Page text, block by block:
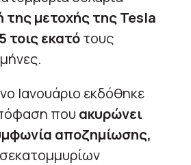
της μετοχής της Tesla
τοις εκατότους
Ιανουάριο εκδόθηκε
που ακυρώνει
αποζημίωσης,